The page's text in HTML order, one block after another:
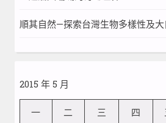
順其自然—探索台灣生物多樣性及
2015 年 5 月
一 二 三 四